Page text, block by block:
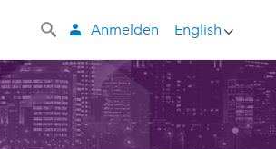
English
Anmelden